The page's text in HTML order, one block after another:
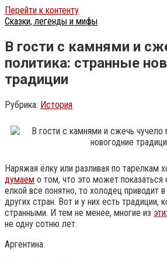
Перейти к контенту
Сказки, легенды и мифы
В гости с камнями и
политика: странные
традиции
Рубрика: История
Наряжая ёлку или разливая по тарелкам
думаем о том, что это может
елкой все понятно, то холодец приводит
других стран. Вот и у них есть традиции,
странными. И тем не менее, многие из
не одну сотню лет.
Аргентина.